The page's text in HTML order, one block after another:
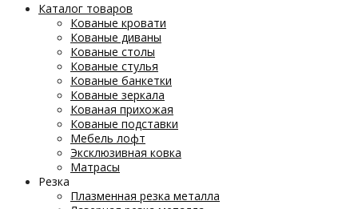
Каталог товаров
Кованые кровати
Кованые диваны
Кованые столы
Кованые стулья
Кованые банкетки
Кованые зеркала
Кованая прихожая
Кованые подставки
Мебель лофт
Эксклюзивная ковка
Матрасы
Резка
Плазменная резка металла